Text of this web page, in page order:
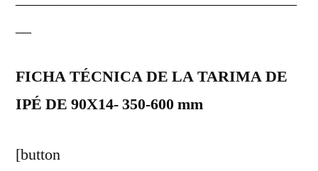
FICHA TÉCNICA DE LA TARIMA DE
IPÉ DE 90X14- 350-600 mm
[button